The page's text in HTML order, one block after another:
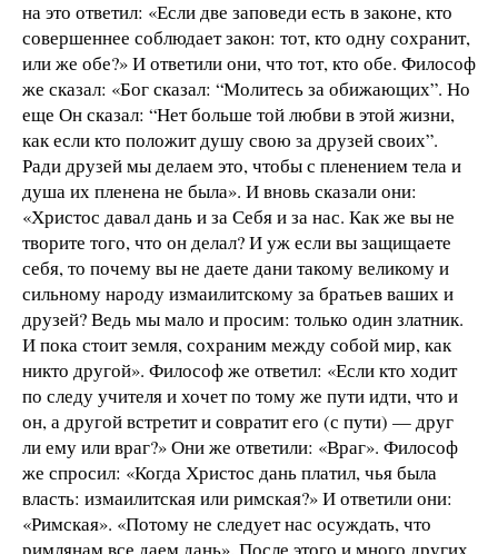
на это ответил: «Если две заповеди есть в законе, кто
совершеннее соблюдает закон: тот, кто одну сохранит,
или же обе?» И ответили они, что тот, кто обе. Философ
же сказал: «Бог сказал: “Молитесь за обижающих”. Но
еще Он сказал: “Нет больше той любви в этой жизни,
как если кто положит душу свою за друзей своих”.
Ради друзей мы делаем это, чтобы с пленением тела и
душа их пленена не была». И вновь сказали они:
«Христос давал дань и за Себя и за нас. Как же вы не
творите того, что он делал? И уж если вы защищаете
себя, то почему вы не даете дани такому великому и
сильному народу измаилитскому за братьев ваших и
друзей? Ведь мы мало и просим: только один златник.
И пока стоит земля, сохраним между собой мир, как
никто другой». Философ же ответил: «Если кто ходит
по следу учителя и хочет по тому же пути идти, что и
он, а другой встретит и совратит его (с пути) — друг
ли ему или враг?» Они же ответили: «Враг». Философ
же спросил: «Когда Христос дань платил, чья была
власть: измаилитская или римская?» И ответили они:
«Римская». «Потому не следует нас осуждать, что
римлянам все даем дань». После этого и много других